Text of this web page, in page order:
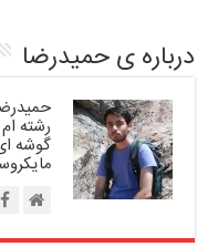
درباره ی حمیدرضا
رشته
گوشه